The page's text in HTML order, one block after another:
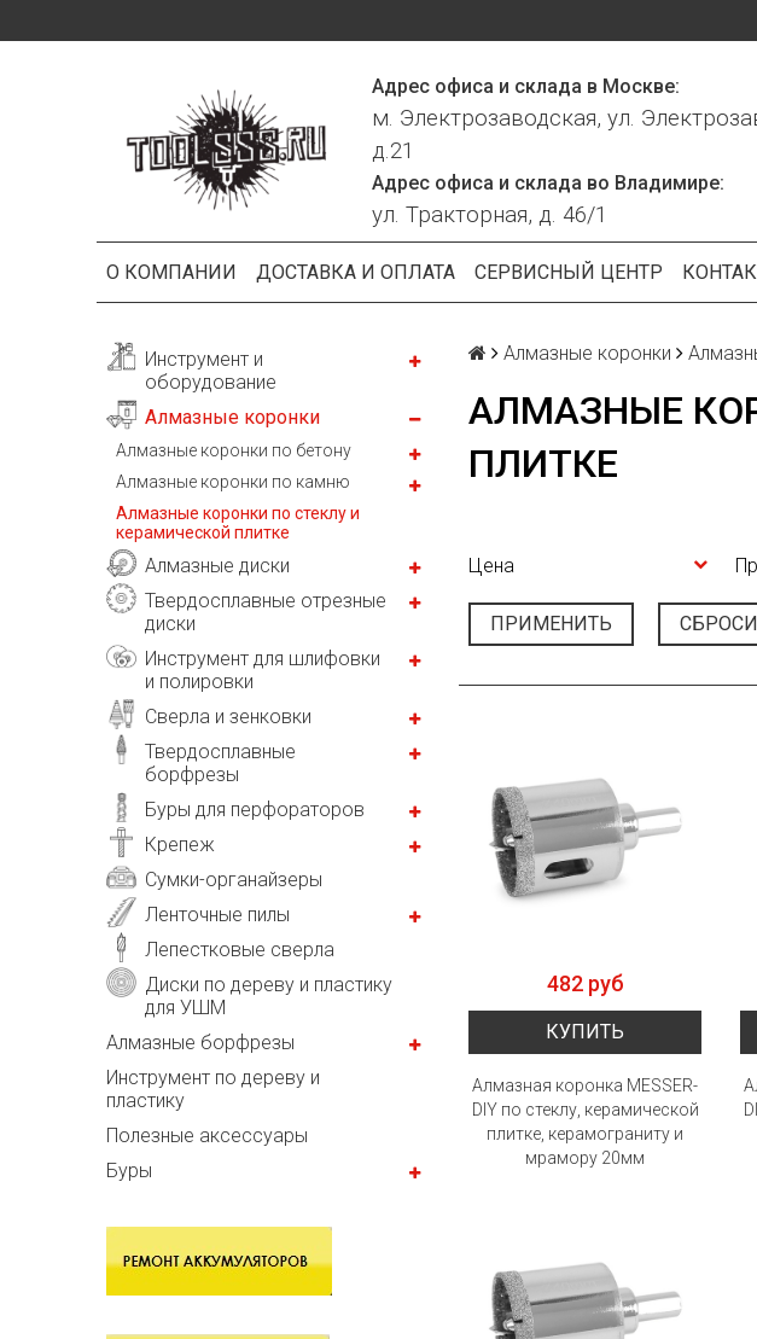
Адрес офиса и склада в Москве:
м. Электрозаводская, ул.
д.21
Адрес офиса и склада во Владимире:
ул. Тракторная, д. 46/1
О КОМПАНИИ ДОСТАВКА И ОПЛАТА СЕРВИСНЫЙ ЦЕНТР
Инструмент и
оборудование
Алмазные коронки
Алмазные коронки по бетону
Алмазные коронки по камню
Алмазные коронки по стеклу и
керамической плитке
Алмазные диски
Твердосплавные отрезные
диски
Инструмент для шлифовки
и полировки
Сверла и зенковки
Твердосплавные
борфрезы
Буры для перфораторов
Крепеж
Сумки-органайзеры
Ленточные пилы
Лепестковые сверла
Диски по дереву и пластику
для УШМ
Алмазные борфрезы
Инструмент по дереву и
пластику
Полезные аксессуары
Буры
Алмазные коронки
АЛМАЗНЫЕ
ПЛИТКЕ
Цена
ПРИМЕНИТЬ
482 руб
КУПИТЬ
Алмазная коронка MESSER-
DIY по стеклу, керамической
плитке, керамограниту и
мрамору 20мм